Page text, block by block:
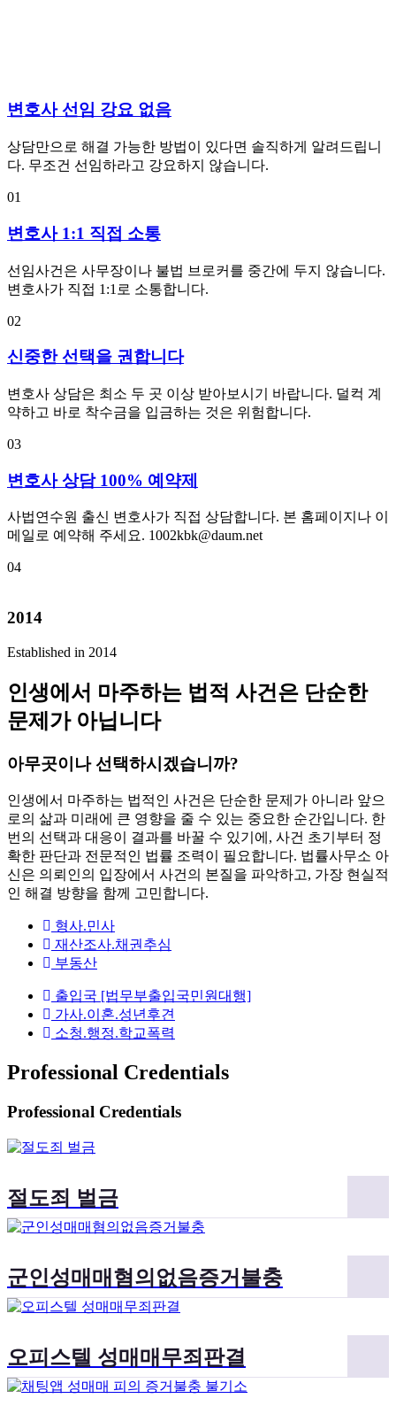
변호사 선임 강요 없음
상담만으로 해결 가능한 방법이 있다면 솔직하게 알려드립니
다. 무조건 선임하라고 강요하지 않습니다.
01
변호사 1:1 직접 소통
선임사건은 사무장이나 불법 브로커를 중간에 두지 않습니다.
변호사가 직접 1:1로 소통합니다.
02
신중한 선택을 권합니다
변호사 상담은 최소 두 곳 이상 받아보시기 바랍니다. 덜컥 계
약하고 바로 착수금을 입금하는 것은 위험합니다.
03
변호사 상담 100% 예약제
사법연수원 출신 변호사가 직접 상담합니다. 본 홈페이지나 이
메일로 예약해 주세요. 1002kbk@daum.net
04
2014
Established in 2014
인생에서 마주하는 법적 사건은 단순한
문제가 아닙니다
아무곳이나 선택하시겠습니까?
인생에서 마주하는 법적인 사건은 단순한 문제가 아니라 앞으
로의 삶과 미래에 큰 영향을 줄 수 있는 중요한 순간입니다. 한
번의 선택과 대응이 결과를 바꿀 수 있기에, 사건 초기부터 정
확한 판단과 전문적인 법률 조력이 필요합니다. 법률사무소 아
신은 의뢰인의 입장에서 사건의 본질을 파악하고, 가장 현실적
인 해결 방향을 함께 고민합니다.
형사.민사
재산조사.채권추심
부동산
출입국 [법무부출입국민원대행]
가사.이혼.성년후견
소청.행정.학교폭력
Professional Credentials
Professional Credentials
절도죄 벌금
군인성매매혐의없음증거불충
오피스텔 성매매무죄판결